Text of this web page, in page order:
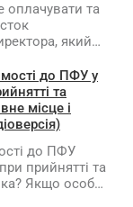
та
який
плати під час
до ПФУ у
та
місце і
до ПФУ
прийнятті та
Якщо особа